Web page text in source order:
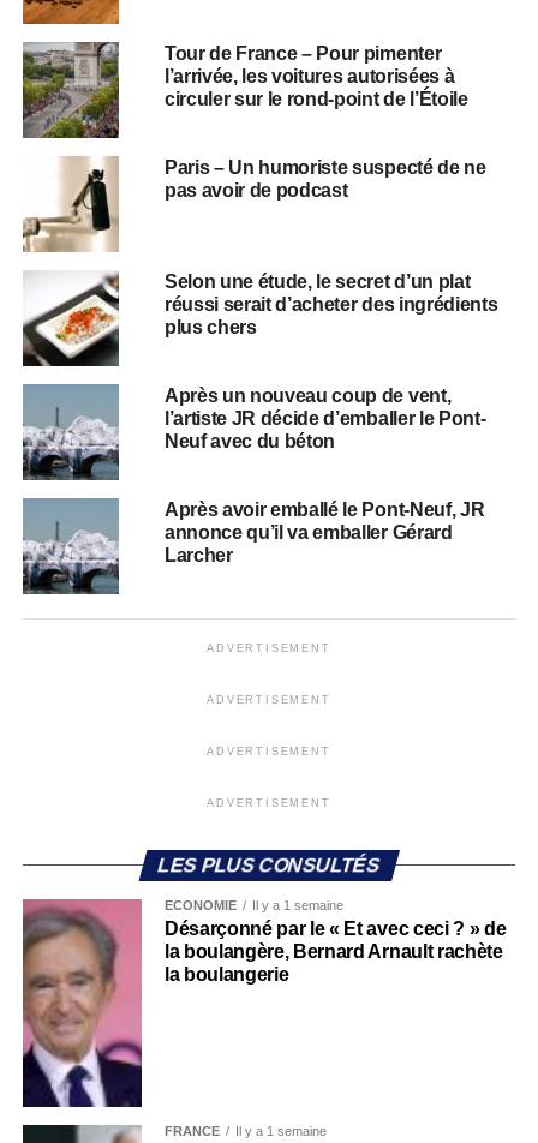
Tour de France – Pour pimenter
l’arrivée, les voitures autorisées à
circuler sur le rond-point de l’Étoile
Paris – Un humoriste suspecté de ne
pas avoir de podcast
Selon une étude, le secret d’un plat
réussi serait d’acheter des ingrédients
plus chers
Après un nouveau coup de vent,
l’artiste JR décide d’emballer le Pont-
Neuf avec du béton
Après avoir emballé le Pont-Neuf, JR
annonce qu’il va emballer Gérard
Larcher
ADVERTISEMENT
ADVERTISEMENT
ADVERTISEMENT
ADVERTISEMENT
LES PLUS CONSULTÉS
ECONOMIE Il y a 1 semaine
Désarçonné par le « Et avec ceci ? » de
la boulangère, Bernard Arnault rachète
la boulangerie
FRANCE Il y a 1 semaine